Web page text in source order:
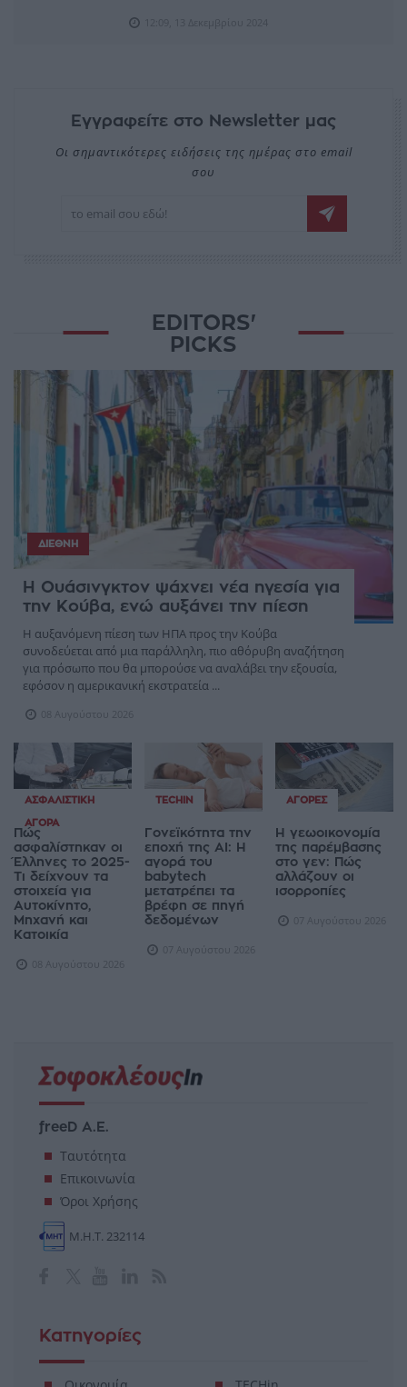
Εγγραφείτε στο Newsletter μας
Οι σημαντικότερες ειδήσεις της ημέρας στο email
σου
EDITORS'
PICKS
ΔΙΕΘΝΉ
Η Ουάσινγκτον ψάχνει νέα ηγεσία για
την Κούβα, ενώ αυξάνει την πίεση
Η αυξανόμενη πίεση των ΗΠΑ προς την Κούβα
συνοδεύεται από μια παράλληλη, πιο αθόρυβη αναζήτηση
για πρόσωπο που θα μπορούσε να αναλάβει την εξουσία,
εφόσον η αμερικανική εκστρατεία ...
08 Αυγούστου 2026
ΑΣΦΑΛΙΣΤΙΚΉ
ΑΓΟΡΆ
Πώς
ασφαλίστηκαν οι
Έλληνες το 2025-
Τι δείχνουν τα
στοιχεία για
Αυτοκίνητο,
Μηχανή και
Κατοικία
08 Αυγούστου 2026
TECHIN
Γονεϊκότητα την
εποχή της AI: Η
αγορά του
babytech
μετατρέπει τα
βρέφη σε πηγή
δεδομένων
07 Αυγούστου 2026
ΑΓΟΡΈΣ
Η γεωοικονομία
της παρέμβασης
στο γεν: Πώς
αλλάζουν οι
ισορροπίες
07 Αυγούστου 2026
freeD Α.Ε.
Ταυτότητα
Επικοινωνία
Όροι Χρήσης
Μ.Η.Τ. 232114
Κατηγορίες